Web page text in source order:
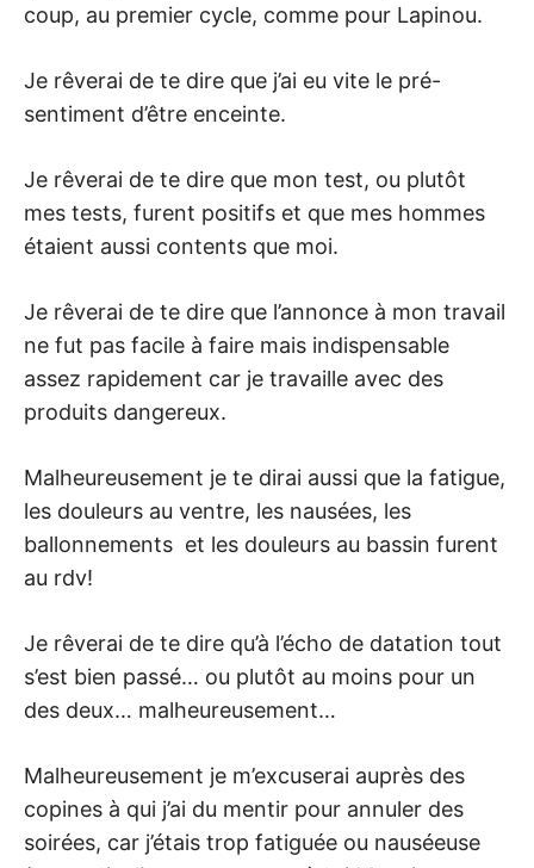
coup, au premier cycle, comme pour Lapinou.
Je rêverai de te dire que j’ai eu vite le pré-
sentiment d’être enceinte.
Je rêverai de te dire que mon test, ou plutôt
mes tests, furent positifs et que mes hommes
étaient aussi contents que moi.
Je rêverai de te dire que l’annonce à mon travail
ne fut pas facile à faire mais indispensable
assez rapidement car je travaille avec des
produits dangereux.
Malheureusement je te dirai aussi que la fatigue,
les douleurs au ventre, les nausées, les
ballonnements et les douleurs au bassin furent
au rdv!
Je rêverai de te dire qu’à l’écho de datation tout
s’est bien passé… ou plutôt au moins pour un
des deux… malheureusement…
Malheureusement je m’excuserai auprès des
copines à qui j’ai du mentir pour annuler des
soirées, car j’étais trop fatiguée ou nauséeuse